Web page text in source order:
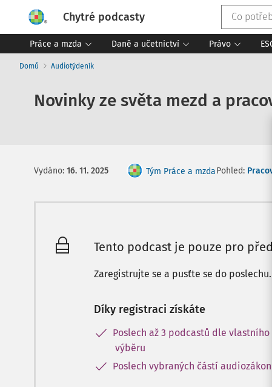
Chytré podcasty
Práce a mzda Daně a učetnictví Právo
Domů Audiotýdeník
Novinky ze světa mezd a
Vydáno: 16. 11. 2025 Tým Práce a mzdaPohled:
Tento podcast je pouze pro
Zaregistrujte se a pusťte se do poslechu.
Díky registraci získáte
Poslech až 3 podcastů dle vlastního
výběru
Poslech vybraných částí audiozákonů